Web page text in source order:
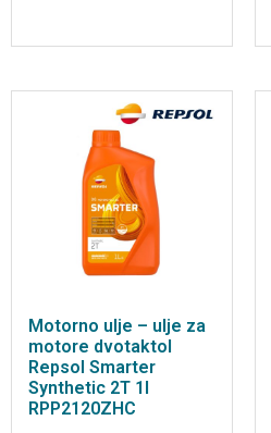
Motorno ulje – ulje za
motore dvotaktol
Repsol Smarter
Synthetic 2T 1l
RPP2120ZHC